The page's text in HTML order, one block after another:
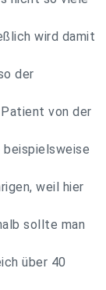
wird damit
der
von der
beispielsweise
weil hier
sollte man
über 40